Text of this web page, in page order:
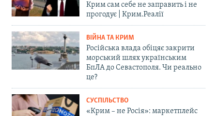
Крим сам себе не заправить і не
прогодує | Крим.Реалії
ВІЙНА ТА КРИМ
Російська влада обіцяє закрити
морський шлях українським
БпЛА до Севастополя. Чи реально
це?
СУСПІЛЬСТВО
«Крим – не Росія»: маркетплейс